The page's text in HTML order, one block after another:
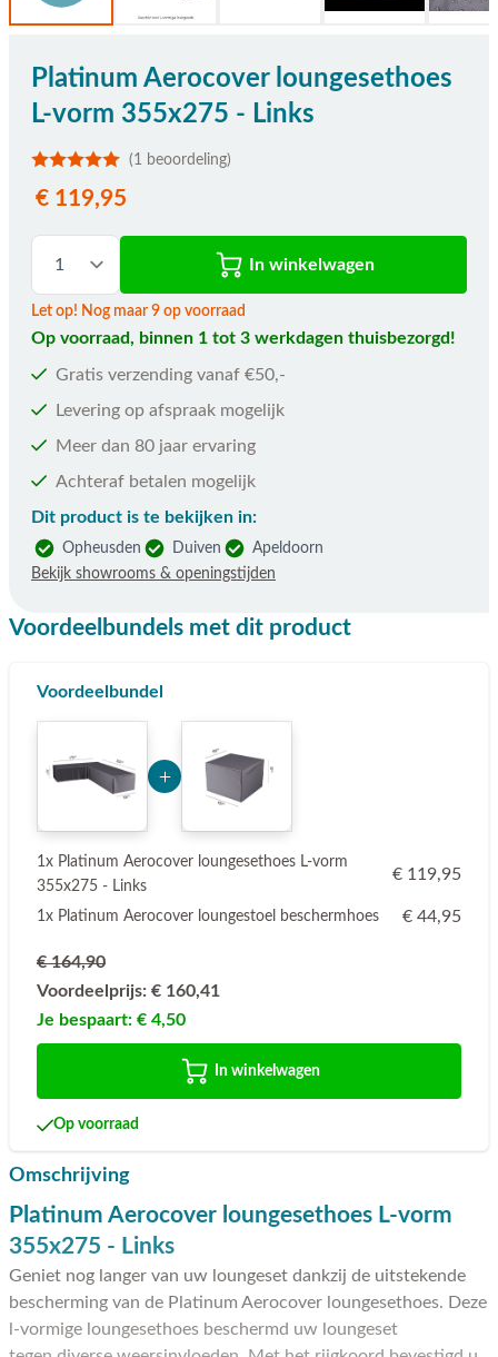
Platinum Aerocover loungesethoes
L-vorm 355x275 - Links
(1 beoordeling)
€ 119,95
In winkelwagen
Let op! Nog maar 9 op voorraad
Op voorraad, binnen 1 tot 3 werkdagen thuisbezorgd!
Gratis verzending vanaf €50,-
Levering op afspraak mogelijk
Meer dan 80 jaar ervaring
Achteraf betalen mogelijk
Dit product is te bekijken in:
Opheusden Duiven
Apeldoorn
Bekijk showrooms & openingstijden
Voordeelbundels met dit product
Voordeelbundel
1x Platinum Aerocover loungesethoes L-vorm
355x275 - Links
€ 119,95
1x Platinum Aerocover loungestoel beschermhoes € 44,95
€ 164,90
Voordeelprijs: € 160,41
Je bespaart: € 4,50
In winkelwagen
Op voorraad
Omschrijving
Platinum Aerocover loungesethoes L-vorm
355x275 - Links
Geniet nog langer van uw loungeset dankzij de uitstekende
bescherming van de Platinum Aerocover loungesethoes. Deze
l-vormige loungesethoes beschermd uw loungeset